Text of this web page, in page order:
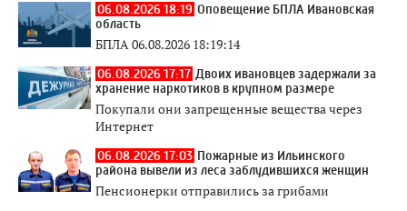
06.08.2026 18:19 Оповещение БПЛА Ивановская
область
БПЛА 06.08.2026 18:19:14
06.08.2026 17:17 Двоих ивановцев задержали за
хранение наркотиков в крупном размере
Покупали они запрещенные вещества через
Интернет
06.08.2026 17:03 Пожарные из Ильинского
района вывели из леса заблудившихся женщин
Пенсионерки отправились за грибами